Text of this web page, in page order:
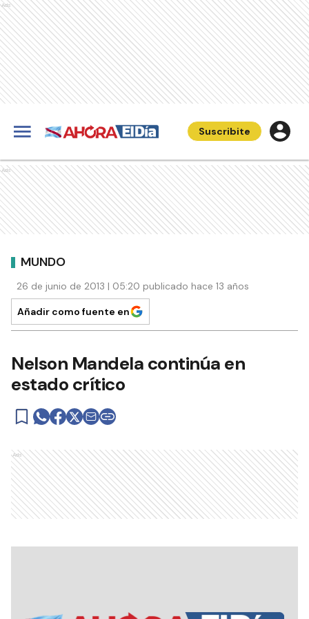
Ads
Suscribite
Ads
MUNDO
26 de junio de 2013 | 05:20 publicado hace 13 años
Añadir como fuente en
Nelson Mandela continúa en
estado crítico
Ads